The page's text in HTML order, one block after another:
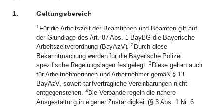
1. Geltungsbereich
1 Für die Arbeitszeit der Beamtinnen und Beamten gilt auf
der Grundlage des Art. 87 Abs. 1 BayBG die Bayerische
Arbeitszeitverordnung (BayAzV). 2 Durch diese
Bekanntmachung werden für die Bayerische Polizei
spezifische Regelungslagen festgelegt. 3 Diese gelten auch
für Arbeitnehmerinnen und Arbeitnehmer gemäß § 13
BayAzV, soweit tarifvertragliche Vereinbarungen nicht
entgegenstehen. 4Die Verbände regeln die nähere
Ausgestaltung in eigener Zuständigkeit (§ 3 Abs. 1 Nr. 6